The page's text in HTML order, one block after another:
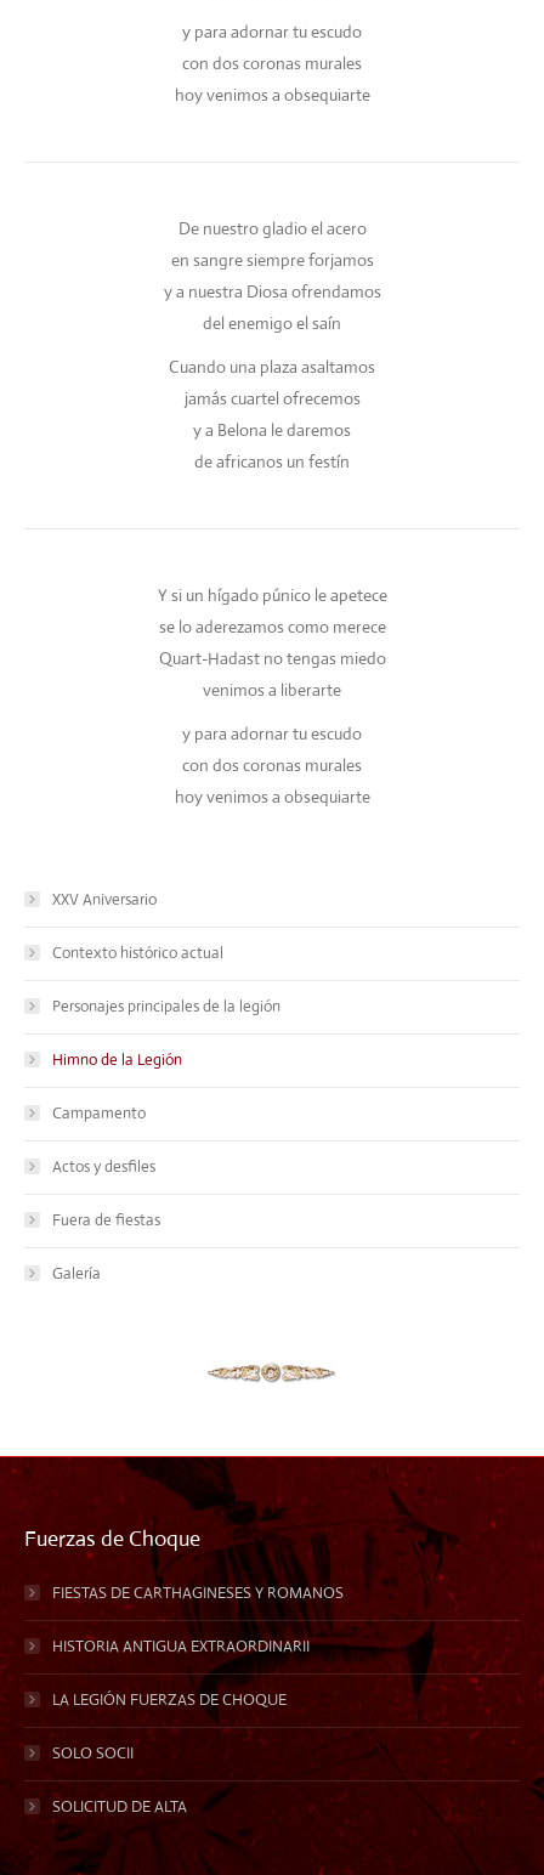
y para adornar tu escudo
con dos coronas murales
hoy venimos a obsequiarte
De nuestro gladio el acero
en sangre siempre forjamos
y a nuestra Diosa ofrendamos
del enemigo el saín
Cuando una plaza asaltamos
jamás cuartel ofrecemos
y a Belona le daremos
de africanos un festín
Y si un hígado púnico le apetece
se lo aderezamos como merece
Quart-Hadast no tengas miedo
venimos a liberarte
y para adornar tu escudo
con dos coronas murales
hoy venimos a obsequiarte
XXV Aniversario
Contexto histórico actual
Personajes principales de la legión
Himno de la Legión
Campamento
Actos y desfiles
Fuera de fiestas
Galería
Fuerzas de Choque
FIESTAS DE CARTHAGINESES Y ROMANOS
HISTORIA ANTIGUA EXTRAORDINARII
LA LEGIÓN FUERZAS DE CHOQUE
SOLO SOCII
SOLICITUD DE ALTA